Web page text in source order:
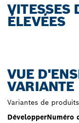
VITESSES
ÉLEVÉES
VUE
VARIANTE
Variantes de
DévelopperNuméro